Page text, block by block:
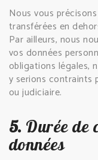
Nous vous
transférées en
Par ailleurs, nous
vos données
obligations légales,
y serions contraints
ou judiciaire.
5. Durée de
données